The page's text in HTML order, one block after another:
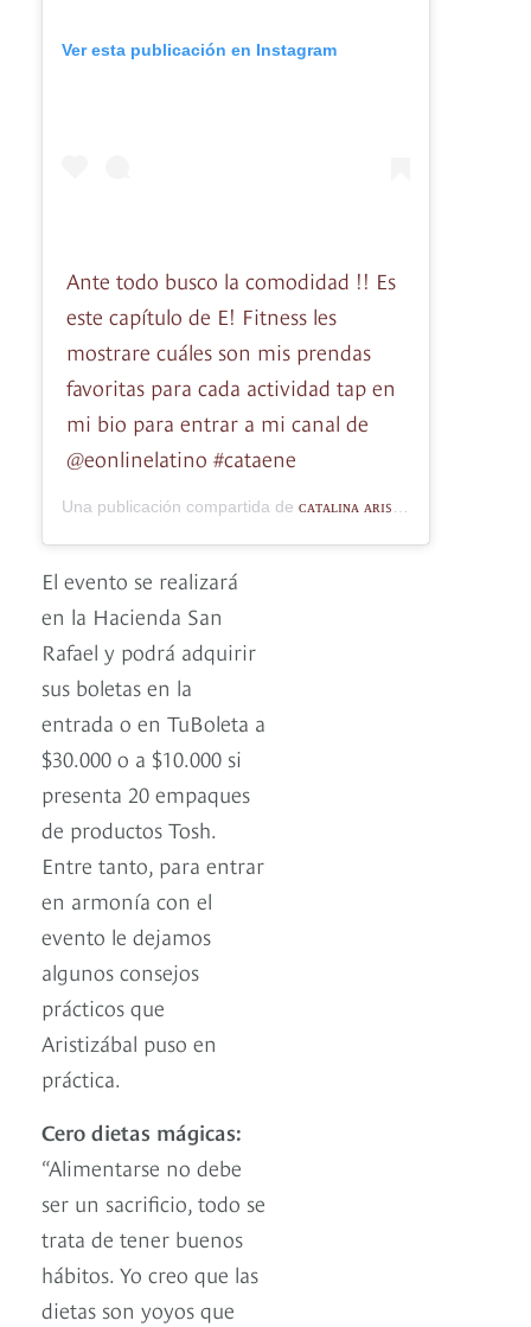
Ver esta publicación en Instagram
Ante todo busco la comodidad !! Es
este capítulo de E! Fitness les
mostrare cuáles son mis prendas
favoritas para cada actividad tap en
mi bio para entrar a mi canal de
@eonlinelatino #cataene
Una publicación compartida de ᴄᴀᴛᴀʟɪɴᴀ ᴀʀɪsᴛɪᴢᴀʙᴀʟ
El evento se realizará
en la Hacienda San
Rafael y podrá adquirir
sus boletas en la
entrada o en TuBoleta a
$30.000 o a $10.000 si
presenta 20 empaques
de productos Tosh.
Entre tanto, para entrar
en armonía con el
evento le dejamos
algunos consejos
prácticos que
Aristizábal puso en
práctica.
Cero dietas mágicas:
“Alimentarse no debe
ser un sacrificio, todo se
trata de tener buenos
hábitos. Yo creo que las
dietas son yoyos que